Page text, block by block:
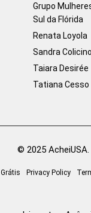
Grupo
Sul da Flórida
Renata Loyola
Sandra Colicino
Taiara Desirée
Tatiana Cesso
© 2025 AcheiUSA.
Privacy Policy